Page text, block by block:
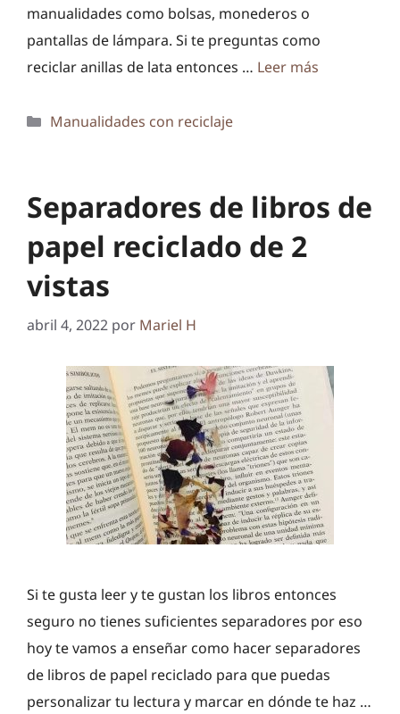
manualidades como bolsas, monederos o
pantallas de lámpara. Si te preguntas como
reciclar anillas de lata entonces … Leer más
Categorías
Manualidades con reciclaje
Separadores de libros de
papel reciclado de 2
vistas
abril 4, 2022 por Mariel H
Si te gusta leer y te gustan los libros entonces
seguro no tienes suficientes separadores por eso
hoy te vamos a enseñar como hacer separadores
de libros de papel reciclado para que puedas
personalizar tu lectura y marcar en dónde te haz …